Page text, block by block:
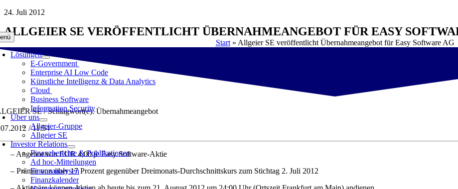
Zum
springen
Lösungen
E-Government
Enterprise AI Low Code
Künstliche Intelligenz & Data Analytics
Cloud
Business Software
Information Security
Über uns
Allgeier-Gruppe
Allgeier SE
Investor Relations
Finanzberichte & Publikationen
Ad hoc-Mitteilungen
Finanzanalysen
Finanzkalender
24. Juli 2012
ALLGEIER SE VERÖFFENTLICHT ÜBERNAHMEANGEBOT FÜR EASY
Start» Allgeier SE veröffentlicht Übernahmeangebot für Easy Software AG
SE / Schlagwort(e): Übernahmeangebot
/ 11:54
– Angebot von EUR 4,00 je Easy Software-Aktie
– Prämie von über 17 Prozent gegenüber Dreimonats-Durchschnittskurs zum Stichtag 2. Juli 2012